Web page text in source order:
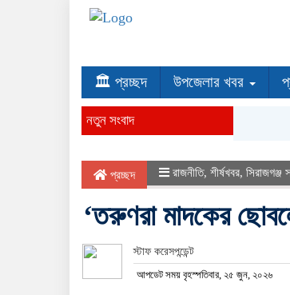
🏛 প্রচ্ছদ উপজেলার খবর
নতুন সংবাদ
প্রচ্ছদ রাজনীতি, শীর্ষখবর, সিরাজগঞ্জ
‘তরুণরা মাদকের
স্টাফ করেসপন্ডেন্ট
আপডেট সময় বৃহস্পতিবার, ২৫ জুন, ২০২৬